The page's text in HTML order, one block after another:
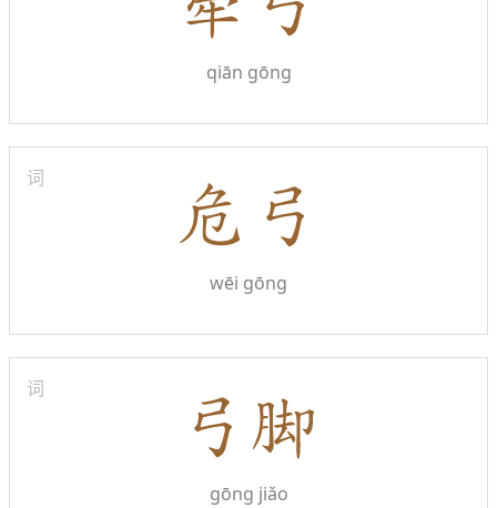
qiān gōng
词
wēi gōng
词
gōng jiǎo